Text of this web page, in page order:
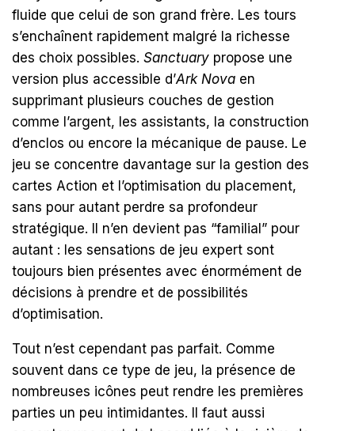
fluide que celui de son grand frère. Les tours
s’enchaînent rapidement malgré la richesse
des choix possibles. Sanctuary propose une
version plus accessible d’Ark Nova en
supprimant plusieurs couches de gestion
comme l’argent, les assistants, la construction
d’enclos ou encore la mécanique de pause. Le
jeu se concentre davantage sur la gestion des
cartes Action et l’optimisation du placement,
sans pour autant perdre sa profondeur
stratégique. Il n’en devient pas “familial” pour
autant : les sensations de jeu expert sont
toujours bien présentes avec énormément de
décisions à prendre et de possibilités
d’optimisation.
Tout n’est cependant pas parfait. Comme
souvent dans ce type de jeu, la présence de
nombreuses icônes peut rendre les premières
parties un peu intimidantes. Il faut aussi